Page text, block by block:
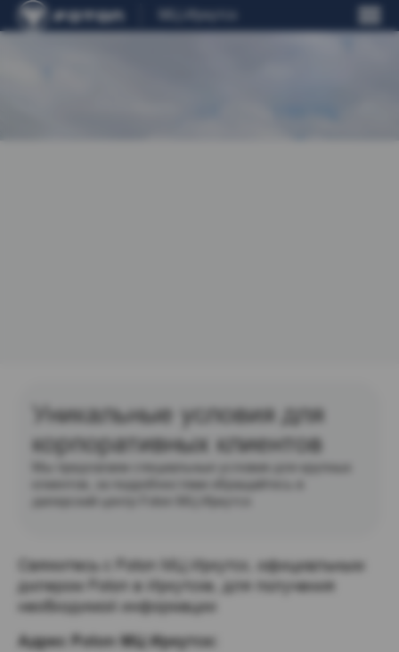
Уникальные условия для
корпоративных клиентов
Мы предлагаем специальные условия для крупных
Свяжитесь с Foton МЦ Иркутск, официальным
дилером Foton в Иркутске, для получения
необходимой информации
Адрес Foton МЦ Иркутск: